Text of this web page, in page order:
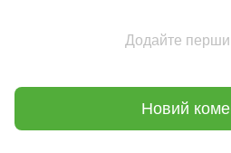
Додайте
Новий